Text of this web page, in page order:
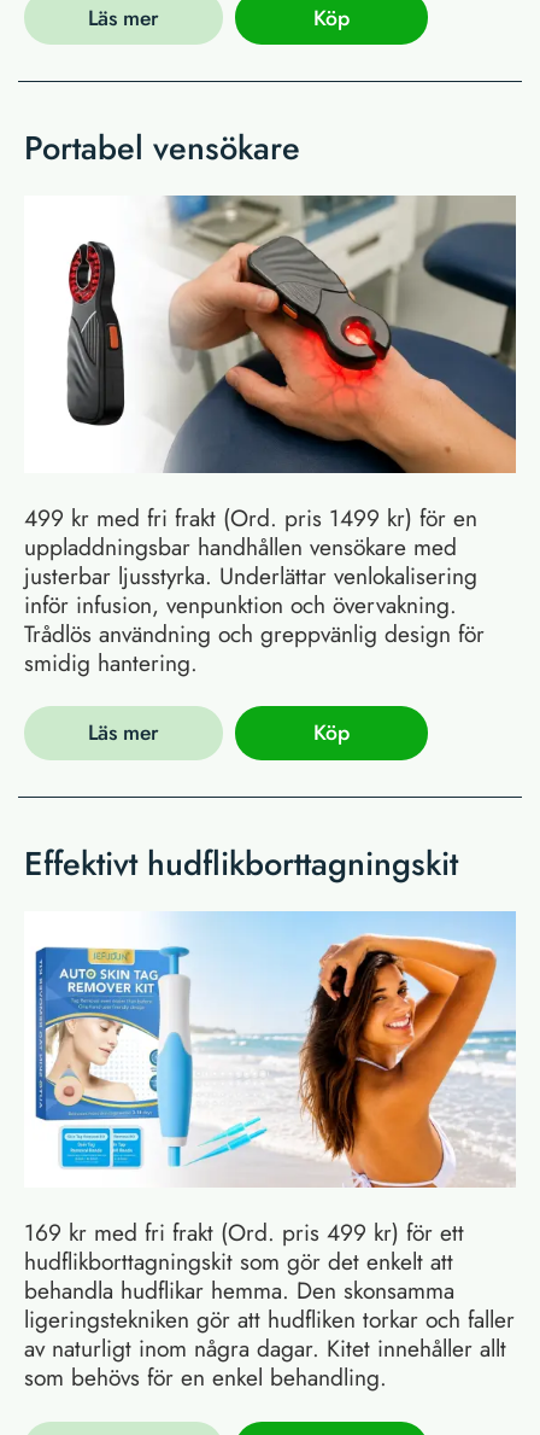
Läs mer Köp
Portabel vensökare
499 kr med fri frakt (Ord. pris 1499 kr) för en
uppladdningsbar handhållen vensökare med
justerbar ljusstyrka. Underlättar venlokalisering
inför infusion, venpunktion och övervakning.
Trådlös användning och greppvänlig design för
smidig hantering.
Läs mer Köp
Effektivt hudflikborttagningskit
169 kr med fri frakt (Ord. pris 499 kr) för ett
hudflikborttagningskit som gör det enkelt att
behandla hudflikar hemma. Den skonsamma
ligeringstekniken gör att hudfliken torkar och faller
av naturligt inom några dagar. Kitet innehåller allt
som behövs för en enkel behandling.